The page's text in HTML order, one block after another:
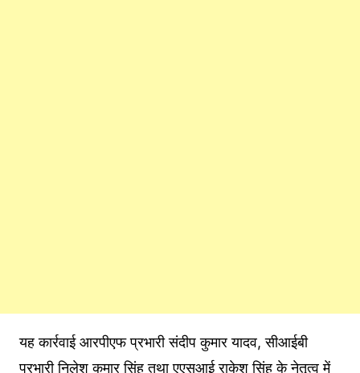
यह कार्रवाई आरपीएफ प्रभारी संदीप कुमार यादव, सीआईबी
प्रभारी निलेश कुमार सिंह तथा एएसआई राकेश सिंह के नेतृत्व में